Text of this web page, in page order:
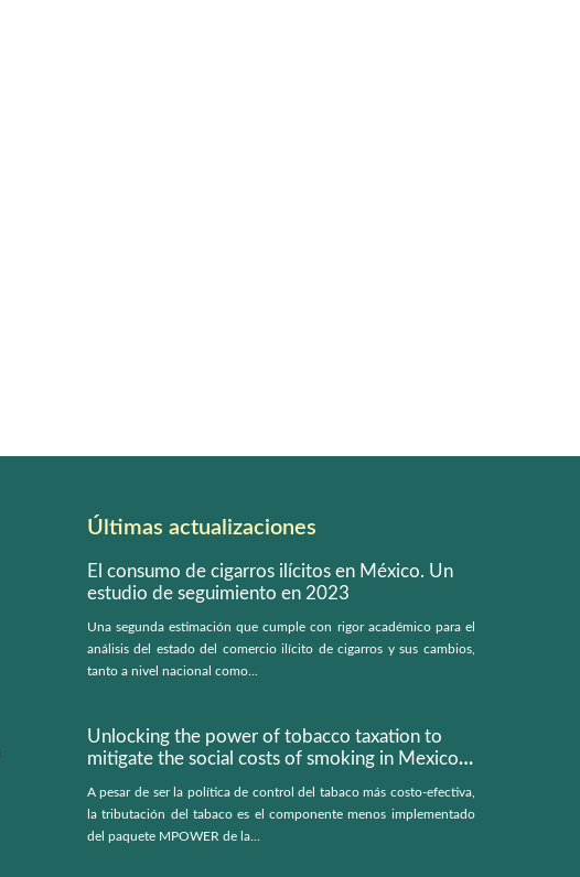
Últimas actualizaciones
El consumo de cigarros ilícitos en México. Un
estudio de seguimiento en 2023
Una segunda estimación que cumple con rigor académico para el
análisis del estado del comercio ilícito de cigarros y sus cambios,
tanto a nivel nacional como...
Unlocking the power of tobacco taxation to
mitigate the social costs of smoking in Mexico:
A pesar de ser la política de control del tabaco más costo-efectiva,
la tributación del tabaco es el componente menos implementado
del paquete MPOWER de la...